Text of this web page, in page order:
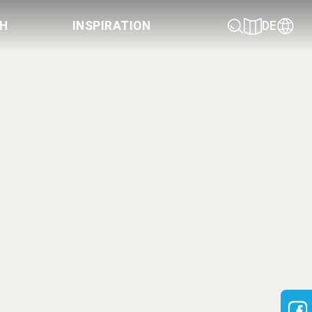
INSPIRATION DE